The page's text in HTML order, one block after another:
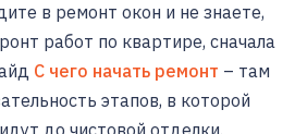
в ремонт окон и не знаете,
работ по квартире, сначала
С чего начать ремонт – там
этапов, в которой